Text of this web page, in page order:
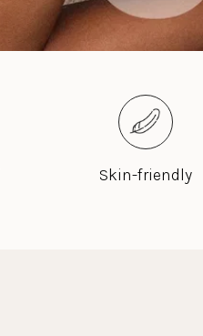
Skin-friendly